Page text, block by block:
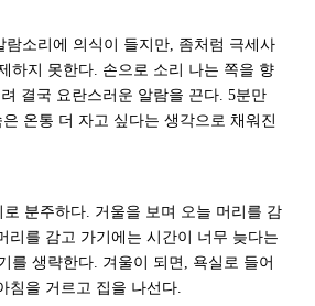
람소리에 의식이 들지만, 좀처럼 극세사
하지 못한다. 손으로 소리 나는 쪽을 향
결국 요란스러운 알람을 끈다. 5분만
온통 더 자고 싶다는 생각으로 채워진
분주하다. 거울을 보며 오늘 머리를 감
리를 감고 가기에는 시간이 너무 늦다는
를 생략한다. 겨울이 되면, 욕실로 들어
침을 거르고 집을 나선다.